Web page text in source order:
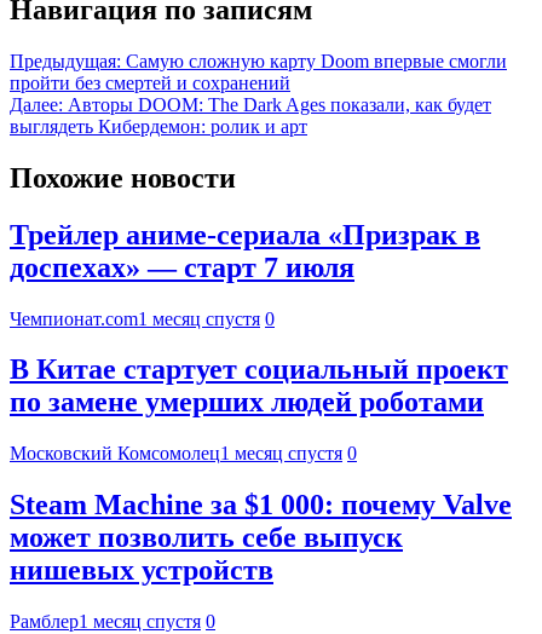
Навигация по записям
Предыдущая: Самую сложную карту Doom впервые смогли
пройти без смертей и сохранений
Далее: Авторы DOOM: The Dark Ages показали, как будет
выглядеть Кибердемон: ролик и арт
Похожие новости
Трейлер аниме-сериала «Призрак в
доспехах» — старт 7 июля
Чемпионат.com1 месяц спустя 0
В Китае стартует социальный проект
по замене умерших людей роботами
Московский Комсомолец1 месяц спустя 0
Steam Machine за $1 000: почему Valve
может позволить себе выпуск
нишевых устройств
Рамблер1 месяц спустя 0